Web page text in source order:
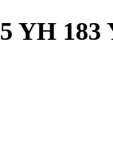
YH 183